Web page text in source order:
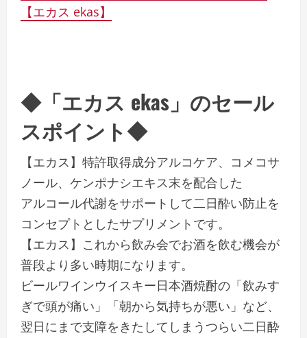
【エカス ekas】
◆「エカス ekas」のセール
スポイント◆
【エカス】特許取得成分アルコケア、コメコサ
ノール、ケンポナシエキス末を配合した
アルコール代謝をサポートして二日酔い防止を
コンセプトとしたサプリメントです。
【エカス】これから飲み会でお酒を飲む機会が
普段より多い時期になります。
ビールワインウイスキー日本酒焼酎の「飲みす
ぎで頭が痛い」「朝から気持ちが悪い」など、
翌日にまで支障をきたしてしまうつらい二日酔